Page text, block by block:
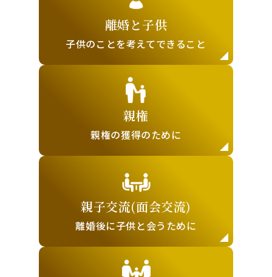
離婚と子供
子供のことを考えてできること
親権
親権の獲得のために
親子交流(面会交流)
離婚後に子供と会うために